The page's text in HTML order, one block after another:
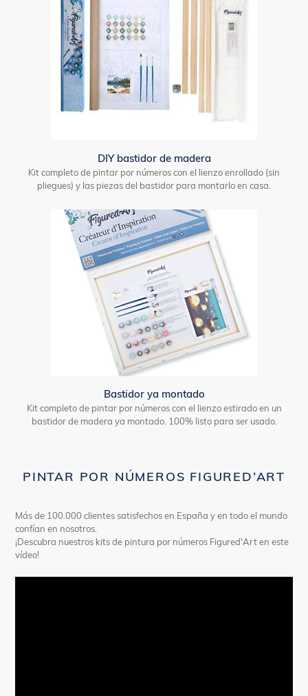
DIY bastidor de madera
Kit completo de pintar por números con el lienzo enrollado (sin
pliegues) y las piezas del bastidor para montarlo en casa.
Bastidor ya montado
Kit completo de pintar por números con el lienzo estirado en un
bastidor de madera ya montado. 100% listo para ser usado.
PINTAR POR NÚMEROS FIGURED’ART
Más de 100.000 clientes satisfechos en España y en todo el mundo
confían en nosotros.
¡Descubra nuestros kits de pintura por números Figured'Art en este
vídeo!